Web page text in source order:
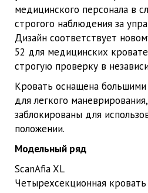
медицинского персонала в
строгого наблюдения за
Дизайн соответствует
52 для медицинских
строгую проверку в
Кровать оснащена
для легкого
заблокированы для
положении.
Модельный ряд
ScanAfia XL
Четырехсекционная